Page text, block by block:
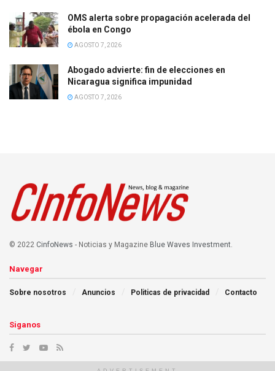
OMS alerta sobre propagación acelerada del
ébola en Congo
AGOSTO 7, 2026
Abogado advierte: fin de elecciones en
Nicaragua significa impunidad
AGOSTO 7, 2026
© 2022 CinfoNews - Noticias y Magazine Blue Waves Investment.
Navegar
Sobre nosotros Anuncios Politicas de privacidad Contacto
Siganos